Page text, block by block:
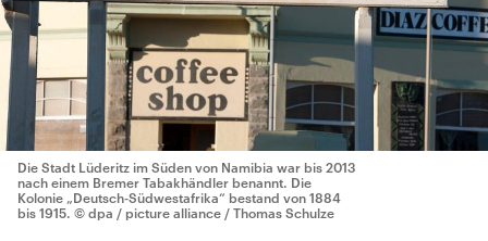
Die Stadt Lüderitz im Süden von Namibia war bis 2013
nach einem Bremer Tabakhändler benannt. Die
Kolonie „Deutsch-Südwestafrika“ bestand von 1884
bis 1915. © dpa / picture alliance / Thomas Schulze